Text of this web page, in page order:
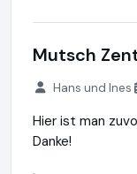
Mutsch
Hans und Ines
Hier ist man
Danke!